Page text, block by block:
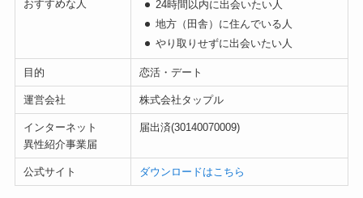
おすすめな人
24時間以内に出会いたい人
地方（田舎）に住んでいる人
やり取りせずに出会いたい人
目的 恋活・デート
運営会社 株式会社タップル
インターネット
異性紹介事業届
届出済(30140070009)
公式サイト ダウンロードはこちら